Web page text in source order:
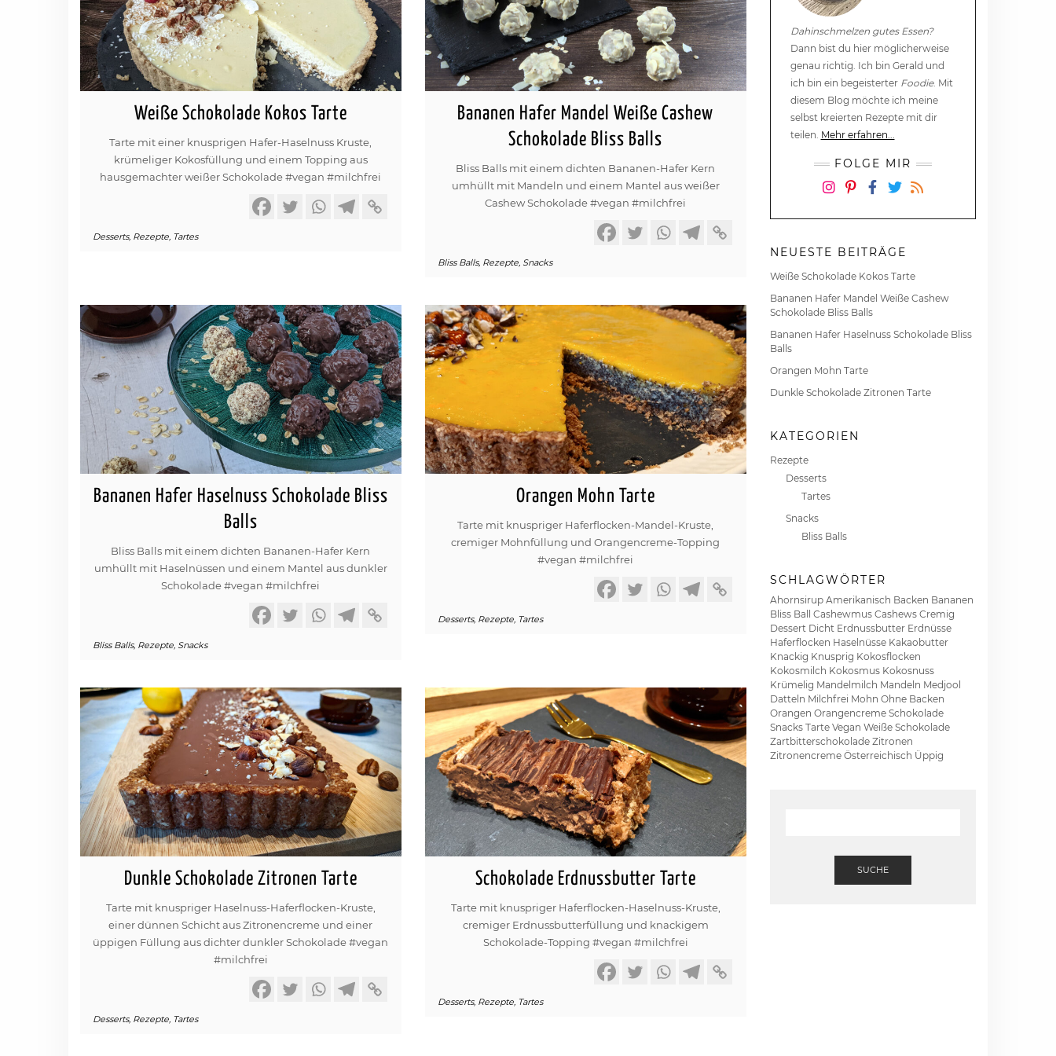
Weiße Schokolade Kokos Tarte
Tarte mit einer knusprigen Hafer-Haselnuss Kruste,
krümeliger Kokosfüllung und einem Topping aus
hausgemachter weißer Schokolade #vegan #milchfrei
Desserts, Rezepte, Tartes
Bananen Hafer Mandel Weiße Cashew
Schokolade Bliss Balls
Bliss Balls mit einem dichten Bananen-Hafer Kern
umhüllt mit Mandeln und einem Mantel aus weißer
Cashew Schokolade #vegan #milchfrei
Bliss Balls, Rezepte, Snacks
Bananen Hafer Haselnuss Schokolade Bliss
Balls
Bliss Balls mit einem dichten Bananen-Hafer Kern
umhüllt mit Haselnüssen und einem Mantel aus dunkler
Schokolade #vegan #milchfrei
Bliss Balls, Rezepte, Snacks
Orangen Mohn Tarte
Tarte mit knuspriger Haferflocken-Mandel-Kruste,
cremiger Mohnfüllung und Orangencreme-Topping
#vegan #milchfrei
Desserts, Rezepte, Tartes
Dunkle Schokolade Zitronen Tarte
Tarte mit knuspriger Haselnuss-Haferflocken-Kruste,
einer dünnen Schicht aus Zitronencreme und einer
üppigen Füllung aus dichter dunkler Schokolade #vegan
#milchfrei
Desserts, Rezepte, Tartes
Schokolade Erdnussbutter Tarte
Tarte mit knuspriger Haferflocken-Haselnuss-Kruste,
cremiger Erdnussbutterfüllung und knackigem
Schokolade-Topping #vegan #milchfrei
Desserts, Rezepte, Tartes
Dahinschmelzen gutes Essen?
Dann bist du hier möglicherweise
genau richtig. Ich bin Gerald und
ich bin ein begeisterter Foodie. Mit
diesem Blog möchte ich meine
selbst kreierten Rezepte mit dir
teilen. Mehr erfahren...
FOLGE MIR
NEUESTE BEITRÄGE
Weiße Schokolade Kokos Tarte
Bananen Hafer Mandel Weiße Cashew
Schokolade Bliss Balls
Bananen Hafer Haselnuss Schokolade Bliss
Balls
Orangen Mohn Tarte
Dunkle Schokolade Zitronen Tarte
KATEGORIEN
Rezepte
Desserts
Tartes
Snacks
Bliss Balls
SCHLAGWÖRTER
Ahornsirup Amerikanisch Backen Bananen
Bliss Ball
Cashewmus Cashews Cremig
Dessert Dicht Erdnussbutter Erdnüsse
Haferflocken Haselnüsse Kakaobutter
Knackig Knusprig Kokosflocken
Kokosmilch Kokosmus Kokosnuss
Krümelig Mandelmilch Mandeln Medjool
Datteln Milchfrei Mohn Ohne Backen
Orangen Orangencreme Schokolade
Snacks Tarte Vegan Weiße Schokolade
Zartbitterschokolade Zitronen
Zitronencreme Österreichisch Üppig
SUCHE